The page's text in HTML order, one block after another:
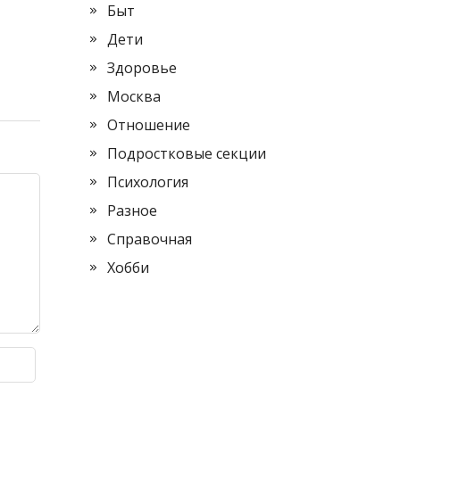
Быт
Дети
Здоровье
Москва
Отношение
Подростковые секции
Психология
Разное
Справочная
Хобби